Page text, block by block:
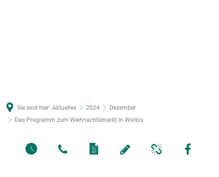
Sie sind hier: Aktuelles 2024
Dezember
Das Programm zum Weihnachtsmarkt in Worbis